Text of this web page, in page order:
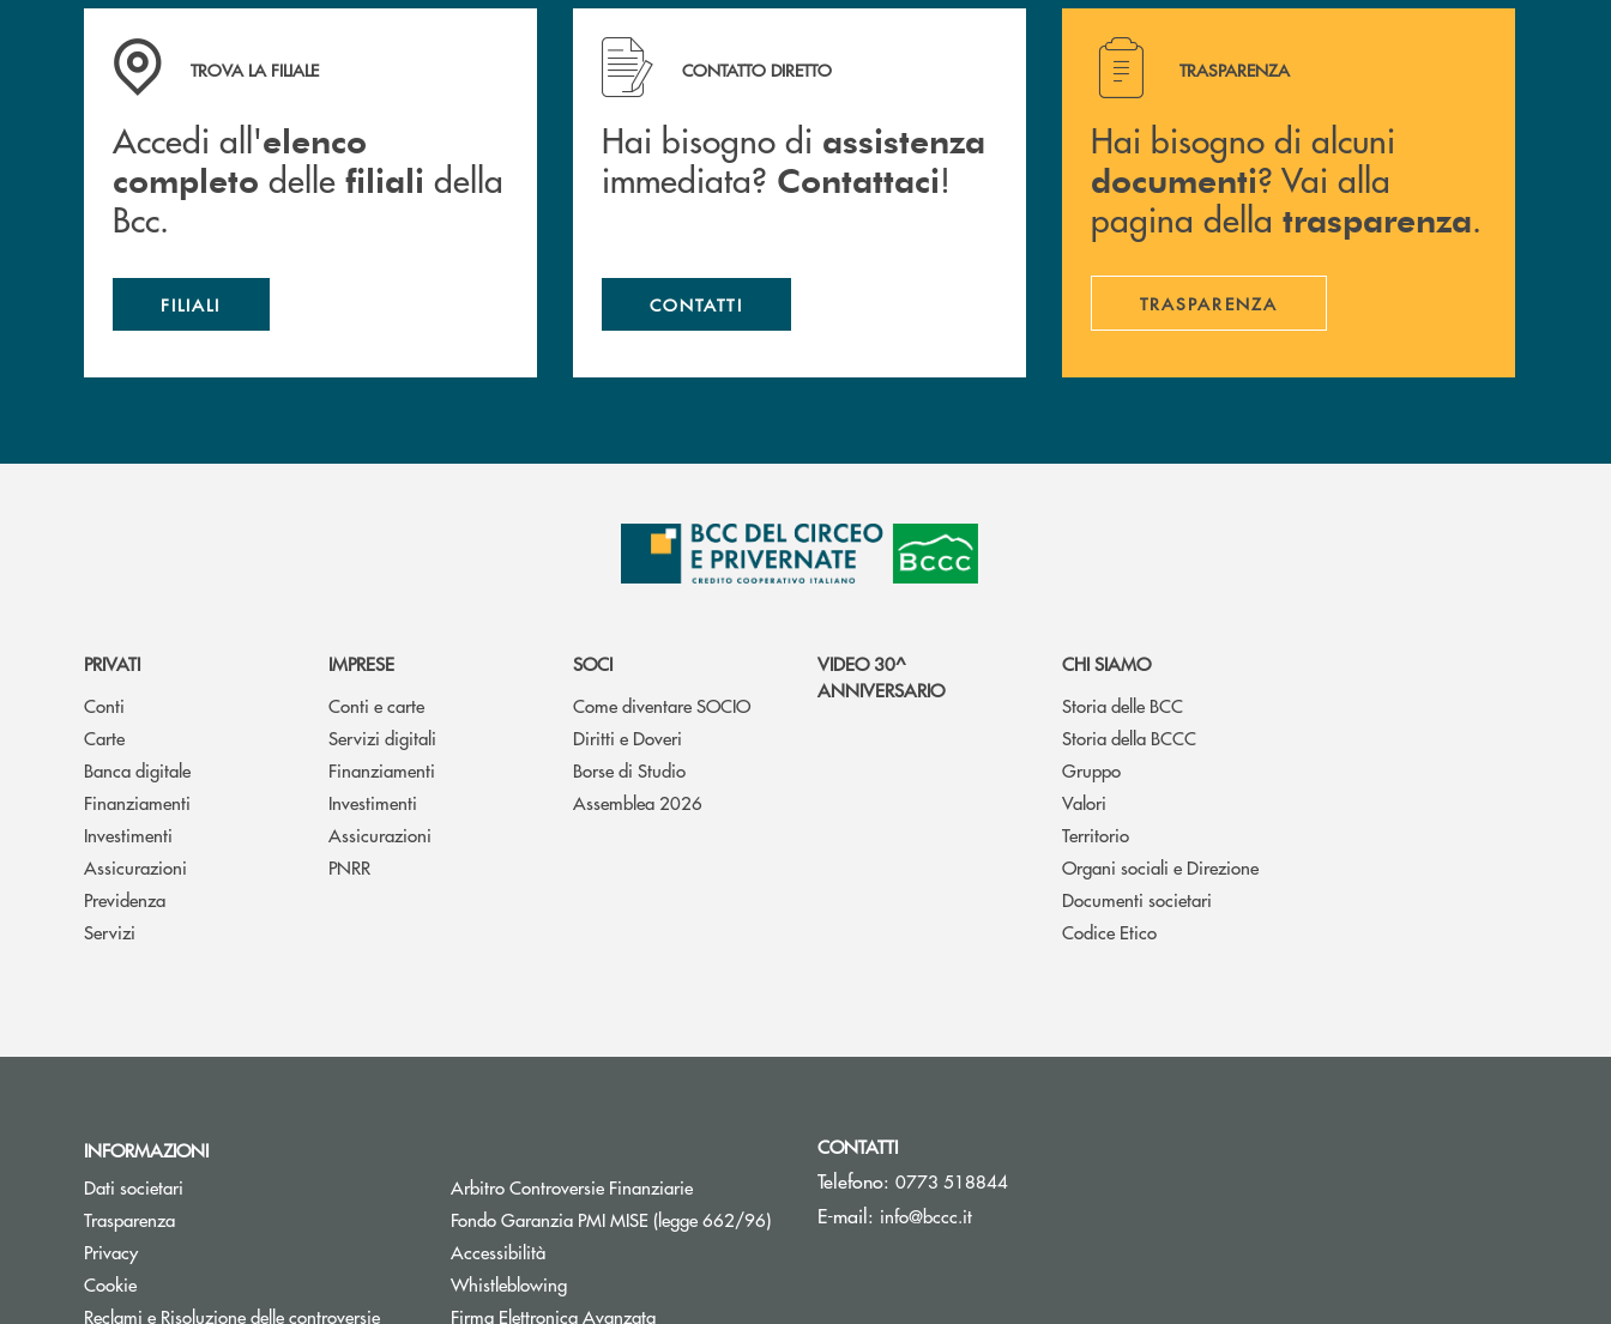
Accedi all' elenco completo delle filiali della Bcc.
TROVA LA FILIALE
Accedi all'elenco
completo delle filiali della
Bcc.
FILIALI
Hai bisogno di assistenza immediata? Contattaci !
CONTATTO DIRETTO
Hai bisogno di assistenza
immediata? Contattaci!
CONTATTI
Hai bisogno di alcuni documenti ? Vai alla pagina della
TRASPARENZA
Hai bisogno di alcuni
documenti? Vai alla
pagina della trasparenza.
TRASPARENZA
PRIVATI
Conti
Carte
Banca digitale
Finanziamenti
Investimenti
Assicurazioni
Previdenza
Servizi
IMPRESE
Conti e carte
Servizi digitali
Finanziamenti
Investimenti
Assicurazioni
PNRR
SOCI
Come diventare SOCIO
Diritti e Doveri
Borse di Studio
Assemblea 2026
VIDEO 30^
ANNIVERSARIO
CHI SIAMO
Storia delle BCC
Storia della BCCC
Gruppo
Valori
Territorio
Organi sociali e Direzione
Documenti societari
Codice Etico
INFORMAZIONI
Dati societari
Trasparenza
Privacy
Cookie
Reclami e Risoluzione delle controversie
Arbitro Controversie FinanziarieApre una nuova finestra
Fondo Garanzia PMI MISE (legge 662/96)Apre una nuova finestra
Accessibilità
Whistleblowing
Firma Elettronica Avanzata
CONTATTI
Telefono: 0773 518844
E-mail: info@bccc.it(si apre l’app di posta elettronica)